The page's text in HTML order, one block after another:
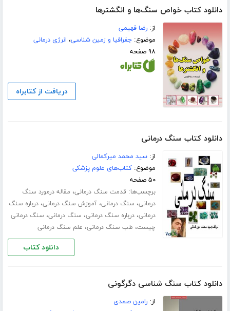
دانلود کتاب خواص سنگ‌ها و انگشترها
از:رضا فهیمی
موضوع:جغرافیا و زمین شناسی، انرژی درمانی
۹۸ صفحه
دریافت از کتابراه
دانلود کتاب سنگ درمانی
از:سید محمد میرکمالی
موضوع:کتاب‌های علوم پزشکی
۵۰ صفحه
برچسب‌ها: قدمت سنگ درمانی، مقاله درمورد سنگ
درمانی، سنگ درمانی،آموزش سنگ درمانی،درباره سنگ
درمانی،درباره سنگ درمانی، سنگ درمانی، سنگ درمانی
چیست، طب سنگ درمانی، علم سنگ درمانی
دانلود کتاب
دانلود کتاب سنگ شناسی دگرگونی
از:رامین صمدی